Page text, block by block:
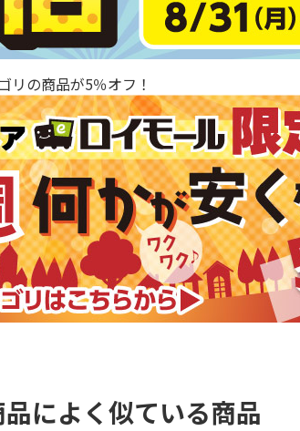
リの商品が5％オフ！
品によく似ている商品